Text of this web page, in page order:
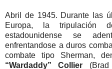
Abril de 1945. Durante las
Europa,
la tripulación
estadounidense se
enfrentandose a duros
combate tipo Sherman,
“Wardaddy”
Collier